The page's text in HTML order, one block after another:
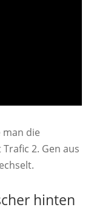
man die
2. Gen aus
hinten